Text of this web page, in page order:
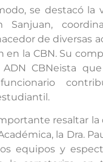
se destacó la
Sanjuan,
de diversas
en la CBN. Su
CBNeista
resaltar la
la Dra.
equipos y